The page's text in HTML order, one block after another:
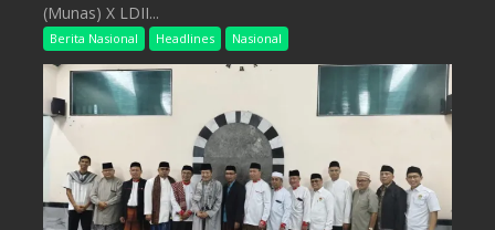
(Munas) X LDII...
Berita Nasional Headlines Nasional